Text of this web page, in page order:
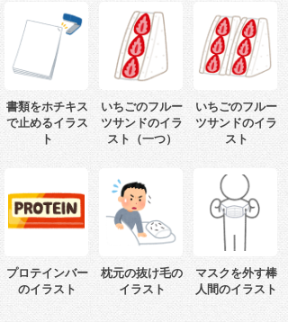
書類をホチキス
で止めるイラス
ト
いちごのフルー
ツサンドのイラ
スト（一つ）
いちごのフルー
ツサンドのイラ
スト
プロテインバー
のイラスト
枕元の抜け毛の
イラスト
マスクを外す棒
人間のイラスト